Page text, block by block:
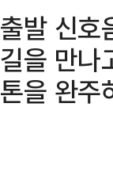
출발 신호
길을 만나
톤을 완주